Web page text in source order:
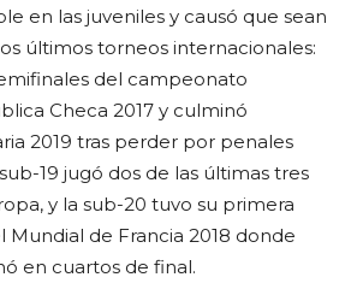
en las juveniles y causó que sean
últimos torneos internacionales:
del campeonato
Checa 2017 y culminó
2019 tras perder por penales
19 jugó dos de las últimas tres
y la sub-20 tuvo su primera
Mundial de Francia 2018 donde
en cuartos de final.